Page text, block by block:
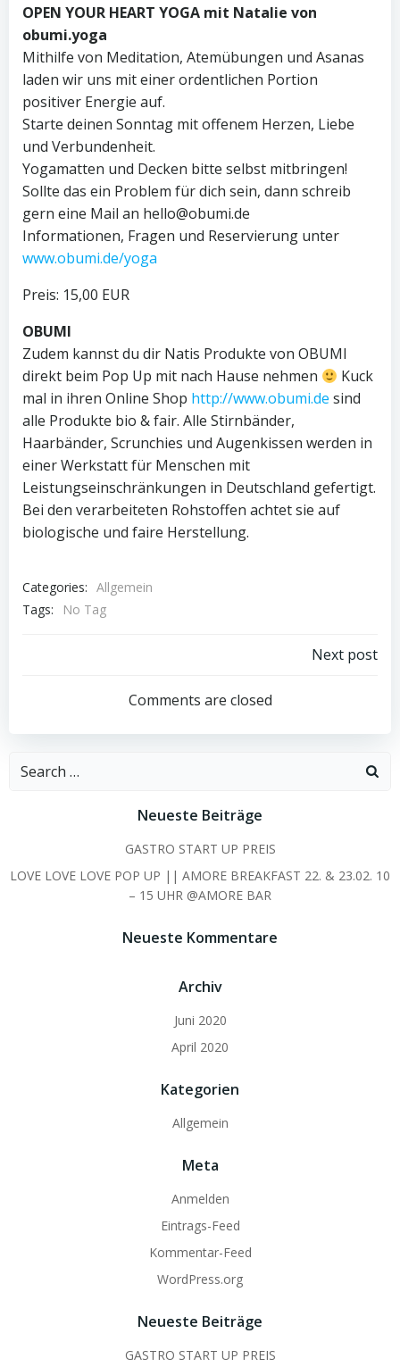
OPEN YOUR HEART YOGA mit Natalie von
obumi.yoga
Mithilfe von Meditation, Atemübungen und Asanas
laden wir uns mit einer ordentlichen Portion
positiver Energie auf.
Starte deinen Sonntag mit offenem Herzen, Liebe
und Verbundenheit.
Yogamatten und Decken bitte selbst mitbringen!
Sollte das ein Problem für dich sein, dann schreib
gern eine Mail an hello@obumi.de
Informationen, Fragen und Reservierung unter
www.obumi.de/yoga
Preis: 15,00 EUR
OBUMI
Zudem kannst du dir Natis Produkte von OBUMI
direkt beim Pop Up mit nach Hause nehmen
Kuck
mal in ihren Online Shop http://www.obumi.de sind
alle Produkte bio & fair. Alle Stirnbänder,
Haarbänder, Scrunchies und Augenkissen werden in
einer Werkstatt für Menschen mit
Leistungseinschränkungen in Deutschland gefertigt.
Bei den verarbeiteten Rohstoffen achtet sie auf
biologische und faire Herstellung.
Categories: Allgemein
Tags:
No Tag
Next post
Comments are closed
Search
Neueste Beiträge
GASTRO START UP PREIS
LOVE LOVE LOVE POP UP || AMORE BREAKFAST 22. & 23.02. 10
– 15 UHR @AMORE BAR
Neueste Kommentare
Archiv
Juni 2020
April 2020
Kategorien
Allgemein
Meta
Anmelden
Eintrags-Feed
Kommentar-Feed
WordPress.org
Neueste Beiträge
GASTRO START UP PREIS